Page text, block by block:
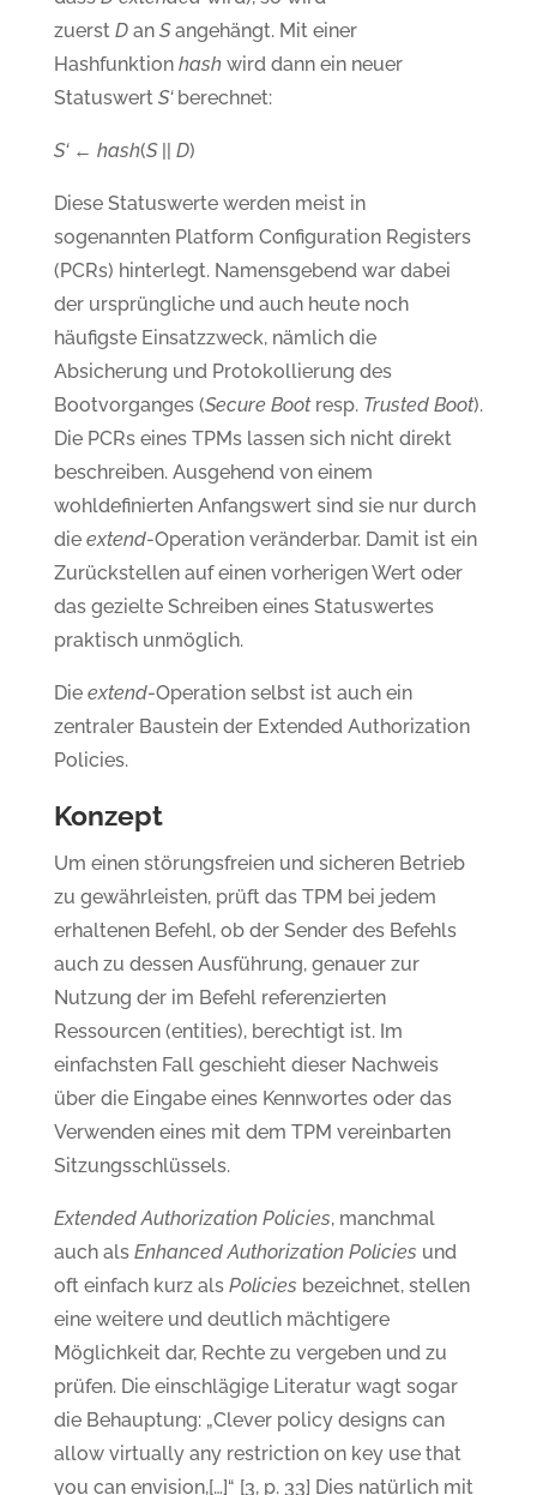
zuerst Dan Sangehängt. Mit einer
Hashfunktion hashwird dann ein neuer
Statuswert S‘berechnet:
S‘← hash(S|| D)
Diese Statuswerte werden meist in
sogenannten Platform Configuration Registers
(PCRs) hinterlegt. Namensgebend war dabei
der ursprüngliche und auch heute noch
häufigste Einsatzzweck, nämlich die
Absicherung und Protokollierung des
Bootvorganges (Secure Bootresp. Trusted Boot).
Die PCRs eines TPMs lassen sich nicht direkt
beschreiben. Ausgehend von einem
wohldefinierten Anfangswert sind sie nur durch
die extend-Operation veränderbar. Damit ist ein
Zurückstellen auf einen vorherigen Wert oder
das gezielte Schreiben eines Statuswertes
praktisch unmöglich.
Die extend-Operation selbst ist auch ein
zentraler Baustein der Extended Authorization
Policies.
Konzept
Um einen störungsfreien und sicheren Betrieb
zu gewährleisten, prüft das TPM bei jedem
erhaltenen Befehl, ob der Sender des Befehls
auch zu dessen Ausführung, genauer zur
Nutzung der im Befehl referenzierten
Ressourcen (entities), berechtigt ist. Im
einfachsten Fall geschieht dieser Nachweis
über die Eingabe eines Kennwortes oder das
Verwenden eines mit dem TPM vereinbarten
Sitzungsschlüssels.
Extended Authorization Policies, manchmal
auch als Enhanced Authorization Policies und
oft einfach kurz als Policies bezeichnet, stellen
eine weitere und deutlich mächtigere
Möglichkeit dar, Rechte zu vergeben und zu
prüfen. Die einschlägige Literatur wagt sogar
die Behauptung: „Clever policy designs can
allow virtually any restriction on key use that
you can envision,[…]“ [3, p. 33] Dies natürlich mit